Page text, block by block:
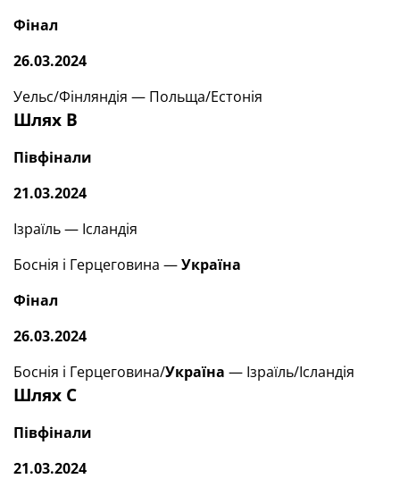
Фінал
26.03.2024
Уельс/Фінляндія — Польща/Естонія
Шлях В
Півфінали
21.03.2024
Ізраїль — Ісландія
Боснія і Герцеговина —Україна
Фінал
26.03.2024
Боснія і Герцеговина/Україна — Ізраїль/Ісландія
Шлях С
Півфінали
21.03.2024